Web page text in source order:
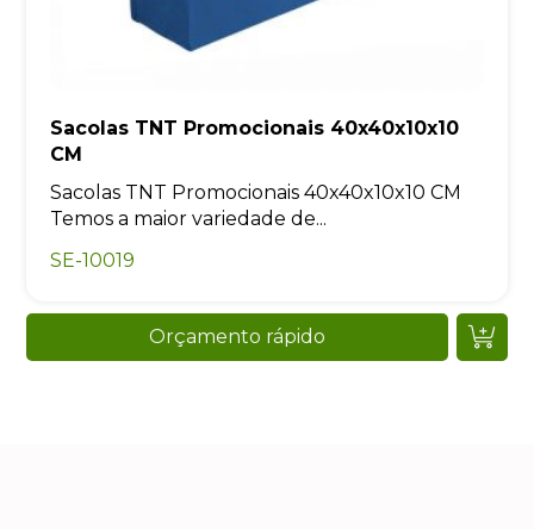
Sacolas TNT Promocionais 40x40x10x10
CM
Sacolas TNT Promocionais 40x40x10x10 CM
Temos a maior variedade de...
SE-10019
Orçamento rápido